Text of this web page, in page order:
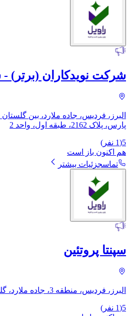
شرکت نویدکاران (برتر) -
پارس، پلاک 2162، طبقه اول، واحد 2
5
(
1 نفر)
هم اکنون باز است
تماسجزئیات بیشتر
سپنتا پروتئین
البرز، فردیس، منطقه 3، جاده ملارد، گلستان 38
5
(
1 نفر)